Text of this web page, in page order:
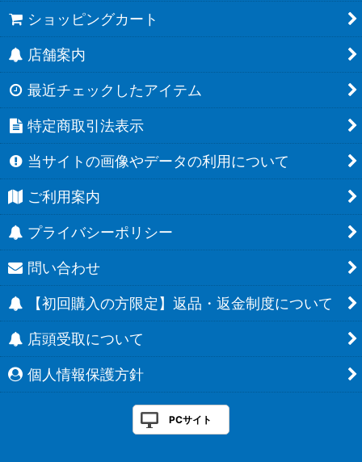
ショッピングカート
店舗案内
最近チェックしたアイテム
特定商取引法表示
当サイトの画像やデータの利用について
ご利用案内
プライバシーポリシー
問い合わせ
【初回購入の方限定】返品・返金制度について
店頭受取について
個人情報保護方針
PCサイト